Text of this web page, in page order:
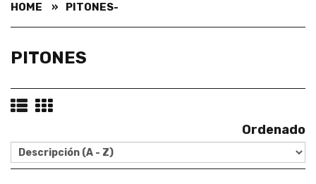
HOME PITONES-
PITONES
Ordenado